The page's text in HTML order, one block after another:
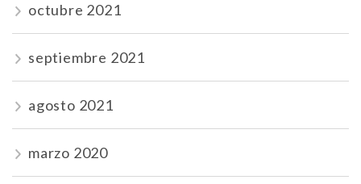
octubre 2021
septiembre 2021
agosto 2021
marzo 2020